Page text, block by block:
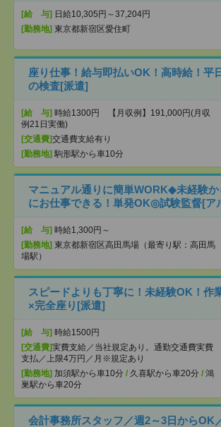
[給 与] 日給10,305円～37,204円
[勤務地] 東京都新宿区愛住町
座り仕事！給与即払いOK！高時給！平
の検査[派遣]
[給 与] 時給1300円 【月収例】191,000円(月収
例21日実働)
[交通費]交通費支給有り
[勤務地] 駒形駅から車10分
マニュアル通りに簡単WORK◆未経験
にお仕事できる！単発OK◎試験監督[ア
[給 与] 時給1,300円～
[勤務地] 東京都新宿区高田馬場（最寄り駅：高田馬
場駅）
スピードよりも丁寧に！未経験OK！作
×完全座り[派遣]
[給 与] 時給1500円
[交通費]実費支給／当社規定あり。通勤交通費実費
支払／上限4万円／月※規定あり
[勤務地] 加須駅から車10分 / 久喜駅から車20分 / 鴻
巣駅から車20分
会計事務所スタッフ／週2～3日からOK